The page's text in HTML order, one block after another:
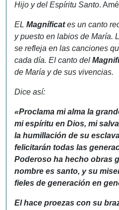
Hijo y del Espíritu Santo.
EL Magníficates un canto
y puesto en labios de María.
se refleja en las canciones
cada día. El canto del
de María y de sus vivencias.
Dice así:
«Proclama mi alma la
mi espíritu en Dios, mi
la humillación de su
felicitarán todas las
Poderoso ha hecho obras
nombre es santo, y su
fieles de generación en
El hace proezas con su